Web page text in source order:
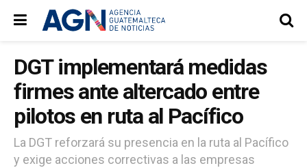
DGT implementará medidas
firmes ante altercado entre
pilotos en ruta al Pacífico
La DGT reforzará su presencia en la ruta al Pacífico
y exige acciones correctivas a las empresas